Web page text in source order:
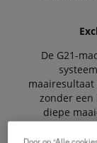
De G21-
zonder
diepe
prestaties